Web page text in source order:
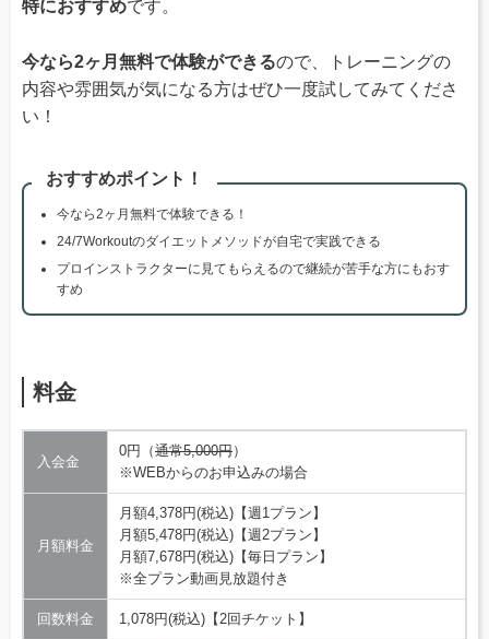
特におすすめです。
今なら2ヶ月無料で体験ができるので、トレーニングの
内容や雰囲気が気になる方はぜひ一度試してみてくださ
い！
おすすめポイント！
今なら2ヶ月無料で体験できる！
24/7Workoutのダイエットメソッドが自宅で実践できる
プロインストラクターに見てもらえるので継続が苦手な方にもおす
すめ
料金
入会金
0円（通常5,000円）
※WEBからのお申込みの場合
月額料金
月額4,378円(税込)【週1プラン】
月額5,478円(税込)【週2プラン】
月額7,678円(税込)【毎日プラン】
※全プラン動画見放題付き
回数料金 1,078円(税込)【2回チケット】